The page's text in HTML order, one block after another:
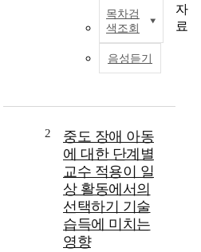
목차검
색조회
음성듣기
2
중도 장애 아동
에 대한 단계별
교수 적용이 일
상 활동에서의
선택하기 기술
습득에 미치는
영향
자
료